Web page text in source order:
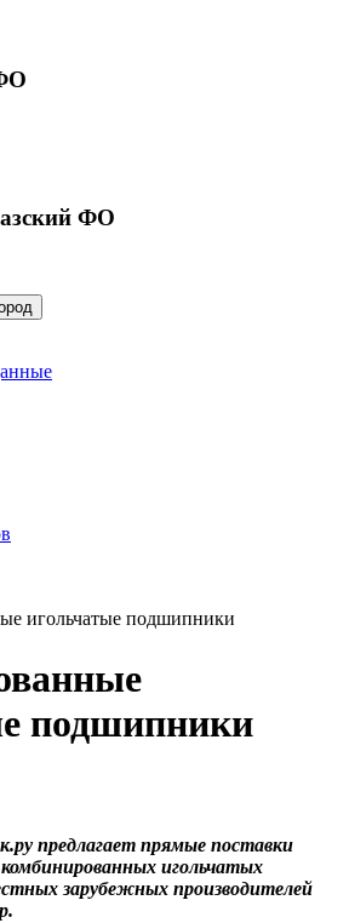
ФО
игольчатые подшипники
подшипники
предлагает прямые поставки
игольчатых
зарубежных производителей